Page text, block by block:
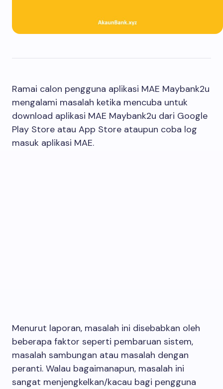
Ramai calon pengguna aplikasi MAE Maybank2u
mengalami masalah ketika mencuba untuk
download aplikasi MAE Maybank2u dari Google
Play Store atau App Store ataupun coba log
masuk aplikasi MAE.
Menurut laporan, masalah ini disebabkan oleh
beberapa faktor seperti pembaruan sistem,
masalah sambungan atau masalah dengan
peranti. Walau bagaimanapun, masalah ini
sangat menjengkelkan/kacau bagi pengguna